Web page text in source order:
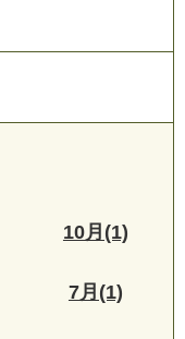
10月(1)
7月(1)